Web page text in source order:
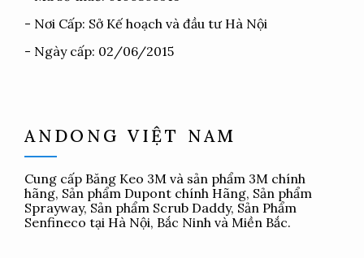
- Nơi Cấp: Sở Kế hoạch và đầu tư Hà Nội
- Ngày cấp: 02/06/2015
ANDONG VIỆT NAM
Cung cấp Băng Keo 3M và sản phẩm 3M chính
hãng, Sản phẩm Dupont chính Hãng, Sản phẩm
Sprayway, Sản phẩm Scrub Daddy, Sản Phẩm
Senfineco tại Hà Nội, Bắc Ninh và Miền Bắc.